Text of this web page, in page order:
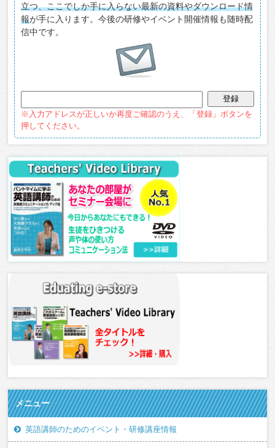
立つ、ここでしか手に入らない最新の資料やダウンロード情
報が手に入ります。今後の研修やイベント開催情報も随時配
信中です。
※入力アドレスが正しいか再度ご確認のうえ、「登録」ボタンを
押してください。
メニュー
英語講師のためのイベント・研修講座情報